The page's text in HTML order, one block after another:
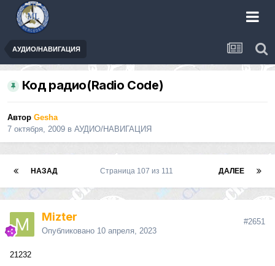
АУДИО/НАВИГАЦИЯ
Код радио(Radio Code)
Автор Gesha
7 октября, 2009 в АУДИО/НАВИГАЦИЯ
НАЗАД ДАЛЕЕ
Страница 107 из 111
Mizter
Опубликовано 10 апреля, 2023
#2651
21232